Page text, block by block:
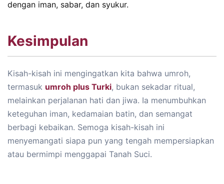
dengan iman, sabar, dan syukur.
Kesimpulan
Kisah-kisah ini mengingatkan kita bahwa umroh,
termasuk umroh plus Turki, bukan sekadar ritual,
melainkan perjalanan hati dan jiwa. Ia menumbuhkan
keteguhan iman, kedamaian batin, dan semangat
berbagi kebaikan. Semoga kisah-kisah ini
menyemangati siapa pun yang tengah mempersiapkan
atau bermimpi menggapai Tanah Suci.